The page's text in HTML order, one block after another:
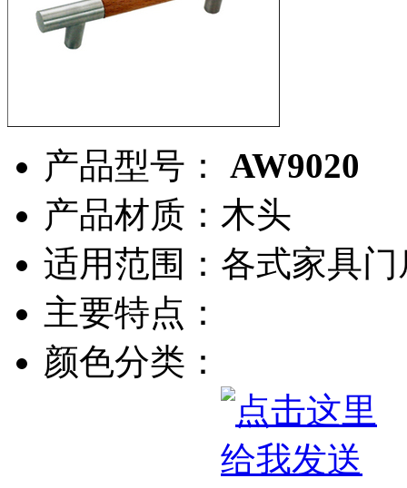
产品型号：
AW9020
产品材质：木头
适用范围：各式家具
主要特点：
颜色分类：